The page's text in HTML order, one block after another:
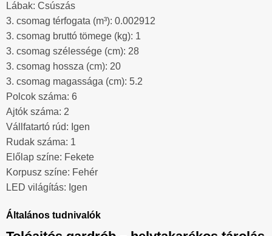
Lábak: Csúszás
3. csomag térfogata (m³): 0.002912
3. csomag bruttó tömege (kg): 1
3. csomag szélessége (cm): 28
3. csomag hossza (cm): 20
3. csomag magassága (cm): 5.2
Polcok száma: 6
Ajtók száma: 2
Vállfatartó rúd: Igen
Rudak száma: 1
Előlap színe: Fekete
Korpusz színe: Fehér
LED világítás: Igen
Általános tudnivalók